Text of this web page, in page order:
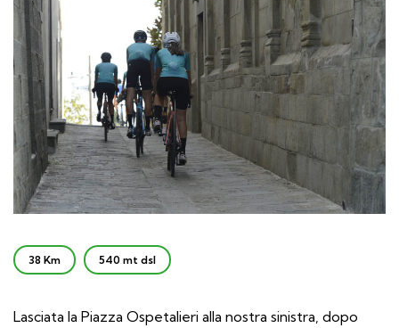
38 Km 540 mt dsl
Lasciata la Piazza Ospetalieri alla nostra sinistra, dopo